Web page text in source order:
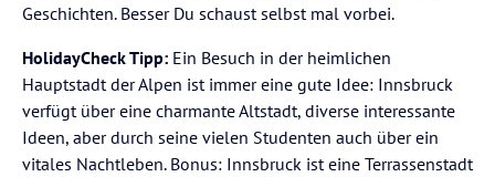
Geschichten. Besser Du schaust selbst mal vorbei.
HolidayCheck Tipp: Ein Besuch in der heimlichen
Hauptstadt der Alpen ist immer eine gute Idee: Innsbruck
verfügt über eine charmante Altstadt, diverse interessante
Ideen, aber durch seine vielen Studenten auch über ein
vitales Nachtleben. Bonus: Innsbruck ist eine Terrassenstadt